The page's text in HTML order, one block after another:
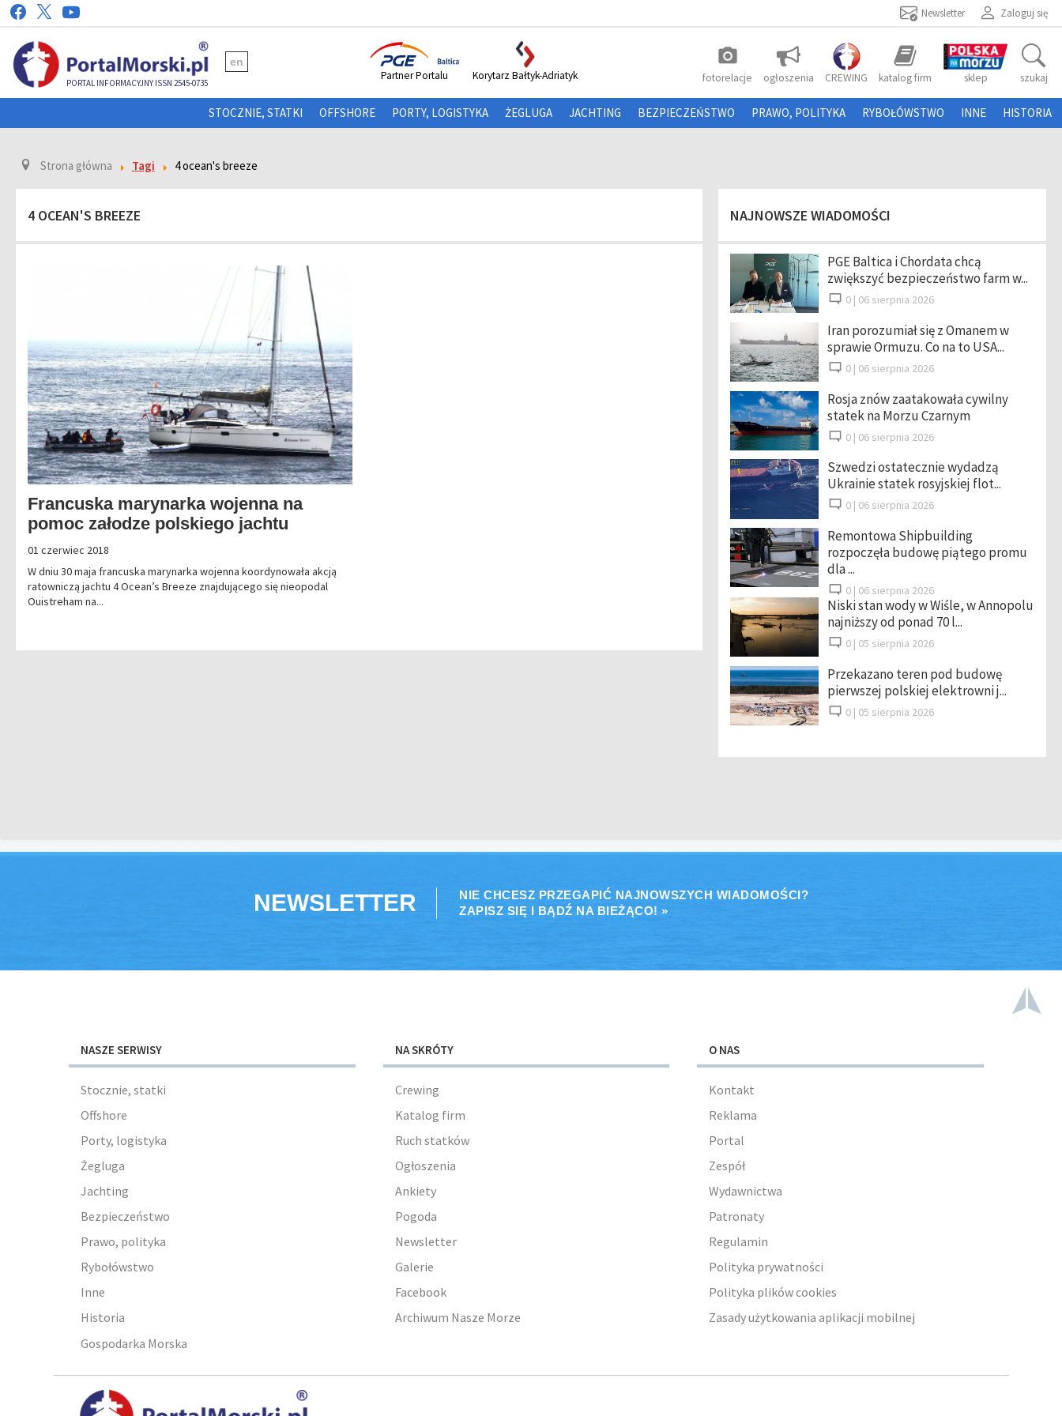
Zaloguj się
Newsletter
PORTAL INFORMACYJNY ISSN 2545-0735
en photo_camera
fotorelacje ogłoszenia CREWING katalog firm sklep szukaj
Partner Portalu Korytarz Bałtyk-Adriatyk
STOCZNIE, STATKI OFFSHORE PORTY, LOGISTYKA ŻEGLUGA JACHTING BEZPIECZEŃSTWO PRAWO, POLITYKA RYBOŁÓWSTWO INNE HISTORIA
Strona główna Tagi 4 ocean's breeze
4 OCEAN'S BREEZE
Francuska marynarka wojenna na
pomoc załodze polskiego jachtu
01 czerwiec 2018
W dniu 30 maja francuska marynarka wojenna koordynowała akcją
ratowniczą jachtu 4 Ocean’s Breeze znajdującego się nieopodal
Ouistreham na...
NAJNOWSZE WIADOMOŚCI
PGE Baltica i Chordata chcą
zwiększyć bezpieczeństwo farm w...
0 | 06 sierpnia 2026
Iran porozumiał się z Omanem w
sprawie Ormuzu. Co na to USA...
0 | 06 sierpnia 2026
Rosja znów zaatakowała cywilny
statek na Morzu Czarnym
0 | 06 sierpnia 2026
Szwedzi ostatecznie wydadzą
Ukrainie statek rosyjskiej flot...
0 | 06 sierpnia 2026
Remontowa Shipbuilding
rozpoczęła budowę piątego promu
dla ...
0 | 06 sierpnia 2026
Niski stan wody w Wiśle, w Annopolu
najniższy od ponad 70 l...
0 | 05 sierpnia 2026
Przekazano teren pod budowę
pierwszej polskiej elektrowni j...
0 | 05 sierpnia 2026
NEWSLETTER
NIE CHCESZ PRZEGAPIĆ NAJNOWSZYCH WIADOMOŚCI?
ZAPISZ SIĘ I BĄDŹ NA BIEŻĄCO! »
NASZE SERWISY
Stocznie, statki
Offshore
Porty, logistyka
Żegluga
Jachting
Bezpieczeństwo
Prawo, polityka
Rybołówstwo
Inne
Historia
Gospodarka Morska
NA SKRÓTY
Crewing
Katalog firm
Ruch statków
Ogłoszenia
Ankiety
Pogoda
Newsletter
Galerie
Facebook
Archiwum Nasze Morze
O NAS
Kontakt
Reklama
Portal
Zespół
Wydawnictwa
Patronaty
Regulamin
Polityka prywatności
Polityka plików cookies
Zasady użytkowania aplikacji mobilnej